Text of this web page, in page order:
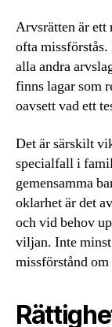
Arvsrätten är ett
ofta missförstås.
alla andra
finns lagar som
oavsett vad ett
Det är särskilt
specialfall i
gemensamma
oklarhet är det
och vid behov
viljan. Inte
missförstånd